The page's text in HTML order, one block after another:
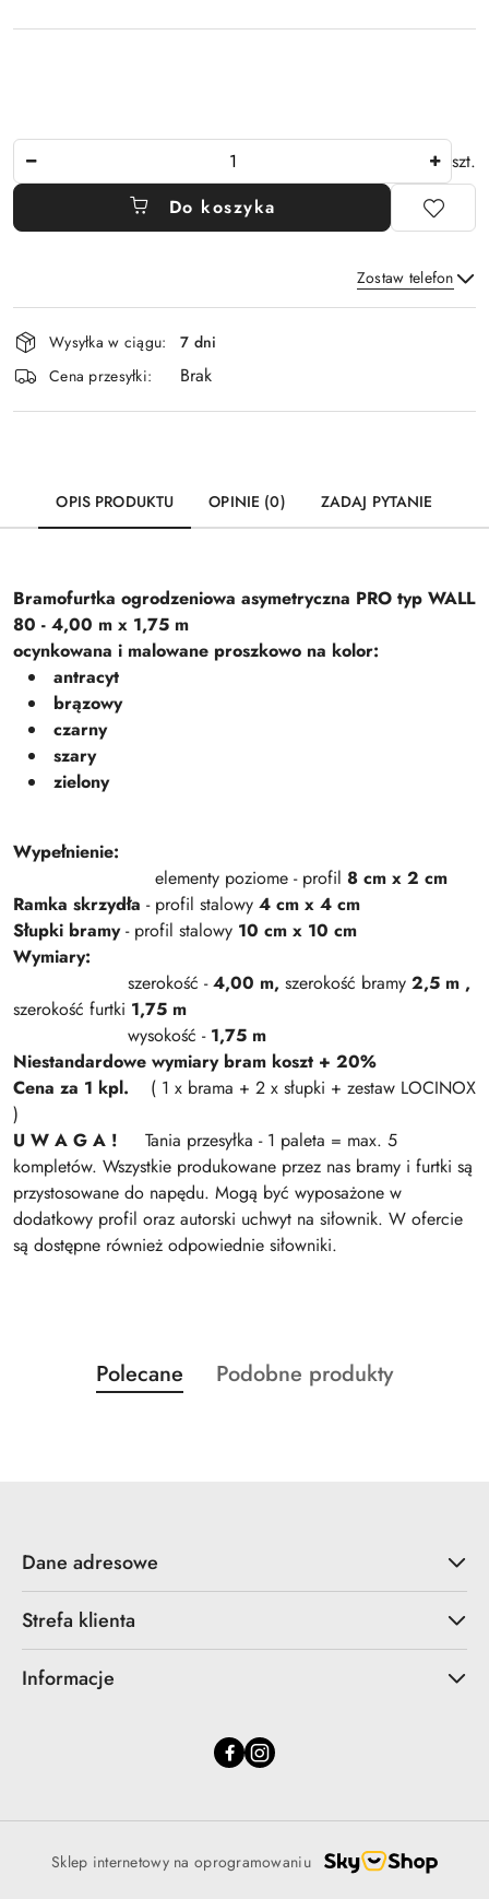
szt.
Do koszyka
Zostaw telefon
Dostępność
i
dostawa
Wysyłka w ciągu:
7 dni
Cena przesyłki:
Brak
OPIS PRODUKTU OPINIE (0) ZADAJ PYTANIE
Bramofurtka ogrodzeniowa asymetryczna PRO typ WALL
80 - 4,00 m x 1,75 m
ocynkowana i malowane proszkowo na kolor:
antracyt
brązowy
czarny
szary
zielony
Wypełnienie:
elementy poziome - profil 8 cm x 2 cm
Ramka skrzydła - profil stalowy 4 cm x 4 cm
Słupki bramy- profil stalowy 10 cm x 10 cm
Wymiary:
szerokość -4,00 m, szerokość bramy 2,5 m ,
szerokość furtki 1,75 m
wysokość -1,75 m
Niestandardowe wymiary bram koszt + 20%
Cena za 1 kpl. ( 1 x brama + 2 x słupki + zestaw LOCINOX
)
U W A G A ! Tania przesyłka - 1 paleta = max. 5
kompletów. Wszystkie produkowane przez nas bramy i furtki są
przystosowane do napędu. Mogą być wyposażone w
dodatkowy profil oraz autorski uchwyt na siłownik. W ofercie
są dostępne również odpowiednie siłowniki.
Pomiń karuzelę produktów
Produkty
o
Polecane
Produkty
Podobne produkty
Dane adresowe
Strefa klienta
Informacje
Sklep internetowy na oprogramowaniu